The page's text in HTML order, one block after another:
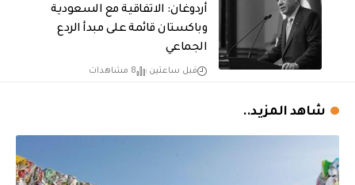
أردوغان: الاتفاقية مع السعودية
وباكستان قائمة على مبدأ الردع
الجماعي
قبل ساعتين 8 مشاهدات
شاهد المزيد..